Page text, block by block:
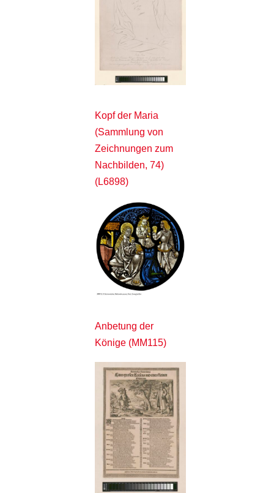
Kopf der Maria
(Sammlung von
Zeichnungen zum
Nachbilden, 74)
(L6898)
Anbetung der
Könige (MM115)